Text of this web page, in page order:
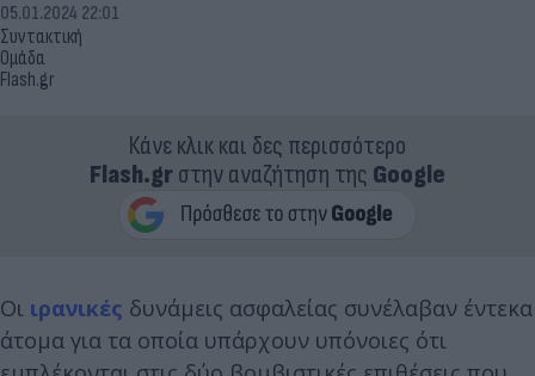
Συντακτική
Ομάδα
Flash.gr
05.01.2024 22:01
Κάνε κλικ και δες περισσότερο
Flash.grστην αναζήτηση της Google
Οι ιρανικές δυνάμεις ασφαλείας συνέλαβαν έντεκα
άτομα για τα οποία υπάρχουν υπόνοιες ότι